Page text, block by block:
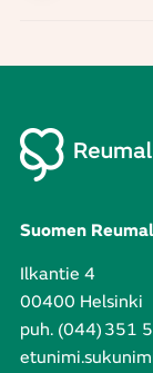
Suomen
Ilkantie 4
00400 Helsinki
puh. (044) 351